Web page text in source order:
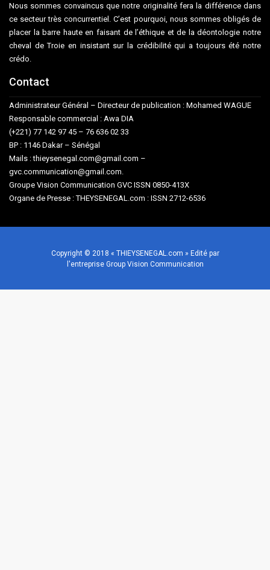
Nous sommes convaincus que notre originalité fera la différence dans
ce secteur très concurrentiel. C’est pourquoi, nous sommes obligés de
placer la barre haute en faisant de l’éthique et de la déontologie notre
cheval de Troie en insistant sur la crédibilité qui a toujours été notre
crédo.
Contact
Administrateur Général – Directeur de publication : Mohamed WAGUE
Responsable commercial : Awa DIA
(+221) 77 142 97 45 – 76 636 02 33
BP : 1146 Dakar – Sénégal
Mails : thieysenegal.com@gmail.com –
gvc.communication@gmail.com.
Groupe Vision Communication GVC ISSN 0850-413X
Organe de Presse : THEYSENEGAL.com : ISSN 2712-6536
Copyright © 2018 « THIEYSENEGAL.com » Edité par
l'entreprise Group Vision Communication